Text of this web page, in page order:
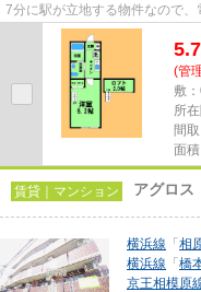
7分に駅が立地する物件なので
らの物件はアパートです。築9...
5.7
(管
敷
所
間
面
賃貸｜マンション アグロス
横浜線 「 相
横浜線 「 橋
京王相模原